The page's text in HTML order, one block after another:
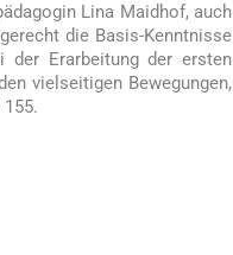
Lina Maidhof, auch
die Basis-Kenntnisse
der Erarbeitung der ersten
vielseitigen Bewegungen,